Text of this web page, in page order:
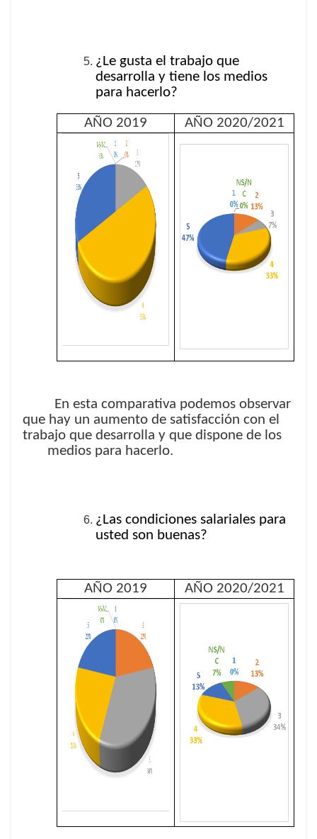
¿Le gusta el trabajo que
desarrolla y tiene los medios
para hacerlo?
AÑO 2019 AÑO 2020/2021
En esta comparativa podemos observar
que hay un aumento de satisfacción con el
trabajo que desarrolla y que dispone de los
medios para hacerlo.
¿Las condiciones salariales para
usted son buenas?
AÑO 2019 AÑO 2020/2021